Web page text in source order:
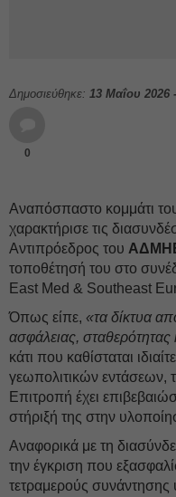
Δημοσιεύθηκε: 13 Μαΐου 2026
0
Αναπόσπαστο κομμάτι
χαρακτήρισε τις
Αντιπρόεδρος του
τοποθέτησή του στο
East Med & Southeast
Όπως είπε, «τα δίκτυα
ασφάλειας, σταθερότητας
κάτι που καθίσταται
γεωπολιτικών εντάσεων,
Επιτροπή έχει
στήριξή της στην
Αναφορικά με τη
την έγκριση που
τετραμερούς